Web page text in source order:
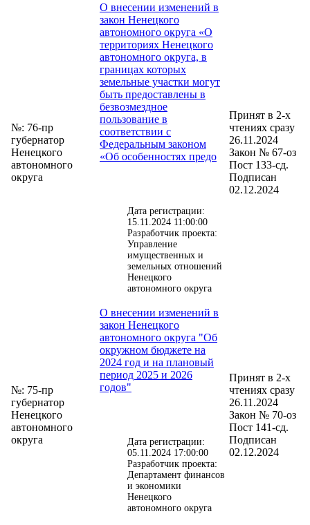
№: 76-пр
губернатор
Ненецкого
автономного
округа
О внесении изменений в
закон Ненецкого
автономного округа «О
территориях Ненецкого
автономного округа, в
границах которых
земельные участки могут
быть предоставлены в
безвозмездное
пользование в
соответствии с
Федеральным законом
«Об особенностях предо
Дата регистрации:
15.11.2024 11:00:00
Разработчик проекта:
Управление
имущественных и
земельных отношений
Ненецкого
автономного округа
Принят в 2-х
чтениях сразу
26.11.2024
Закон № 67-оз
Пост 133-сд.
Подписан
02.12.2024
№: 75-пр
губернатор
Ненецкого
автономного
округа
О внесении изменений в
закон Ненецкого
автономного округа "Об
окружном бюджете на
2024 год и на плановый
период 2025 и 2026
годов"
Дата регистрации:
05.11.2024 17:00:00
Разработчик проекта:
Департамент финансов
и экономики
Ненецкого
автономного округа
Принят в 2-х
чтениях сразу
26.11.2024
Закон № 70-оз
Пост 141-сд.
Подписан
02.12.2024